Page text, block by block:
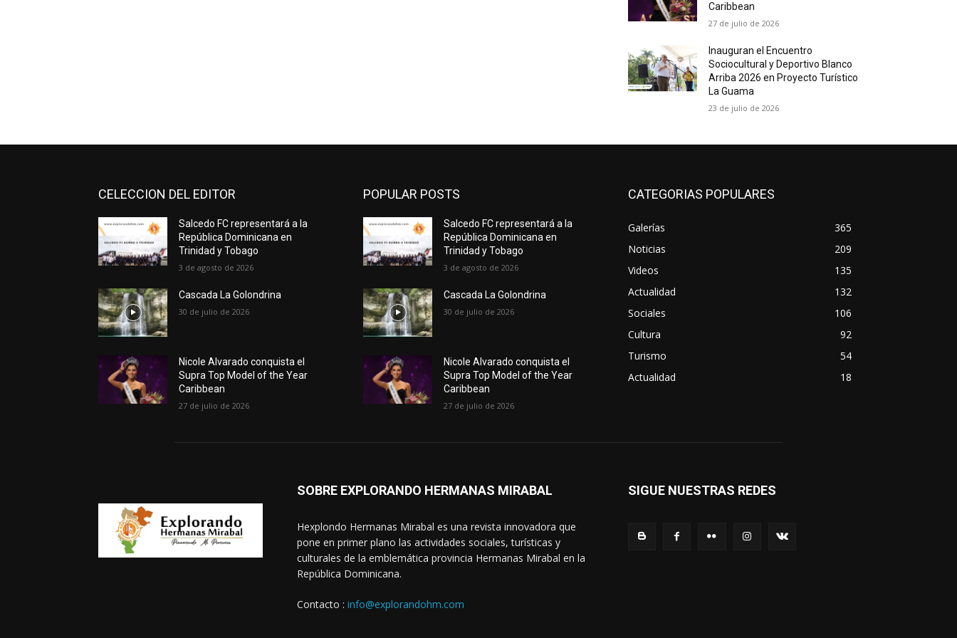
Caribbean
27 de julio de 2026
Inauguran el Encuentro
Sociocultural y Deportivo Blanco
Arriba 2026 en Proyecto Turístico
La Guama
23 de julio de 2026
CELECCION DEL EDITOR
Salcedo FC representará a la
República Dominicana en
Trinidad y Tobago
3 de agosto de 2026
Cascada La Golondrina
30 de julio de 2026
Nicole Alvarado conquista el
Supra Top Model of the Year
Caribbean
27 de julio de 2026
POPULAR POSTS
Salcedo FC representará a la
República Dominicana en
Trinidad y Tobago
3 de agosto de 2026
Cascada La Golondrina
30 de julio de 2026
Nicole Alvarado conquista el
Supra Top Model of the Year
Caribbean
27 de julio de 2026
CATEGORIAS POPULARES
Galerías
365
Noticias
209
Videos
135
Actualidad
132
Sociales
106
Cultura
92
Turismo
54
Actualidad
18
SOBRE EXPLORANDO HERMANAS MIRABAL
Hexplondo Hermanas Mirabal es una revista innovadora que
pone en primer plano las actividades sociales, turísticas y
culturales de la emblemática provincia Hermanas Mirabal en la
República Dominicana.
Contacto : info@explorandohm.com
SIGUE NUESTRAS REDES